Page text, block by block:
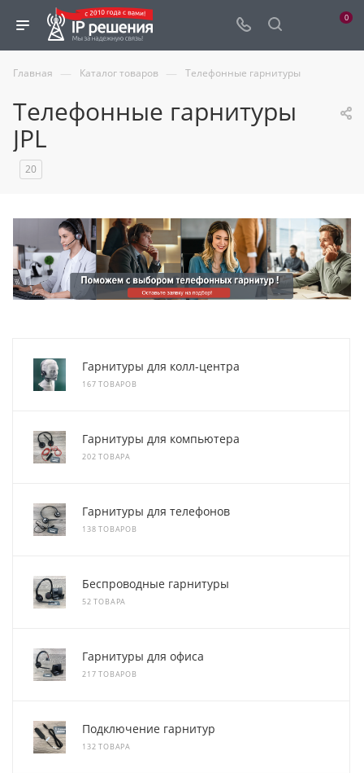
0
Главная — Каталог товаров — Телефонные гарнитуры
Телефонные гарнитуры
JPL
20
Гарнитуры для колл-центра
167 ТОВАРОВ
Гарнитуры для компьютера
202 ТОВАРА
Гарнитуры для телефонов
138 ТОВАРОВ
Беспроводные гарнитуры
52 ТОВАРА
Гарнитуры для офиса
217 ТОВАРОВ
Подключение гарнитур
132 ТОВАРА